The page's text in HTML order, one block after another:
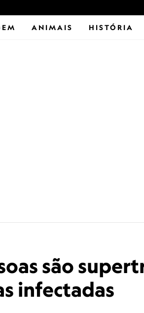
ANIMAIS HISTÓRIA
são
infectadas